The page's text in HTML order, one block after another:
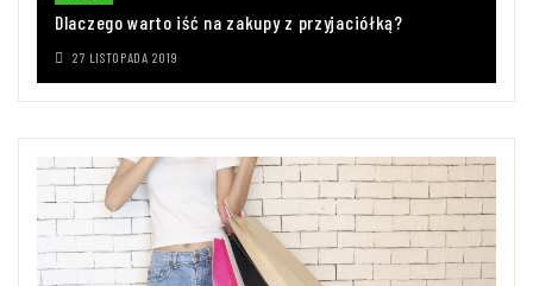
Dlaczego warto iść na zakupy z przyjaciółką?
27 LISTOPADA 2019